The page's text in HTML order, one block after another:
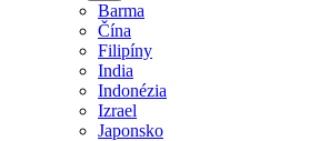
Barma
Čína
Filipíny
India
Indonézia
Izrael
Japonsko